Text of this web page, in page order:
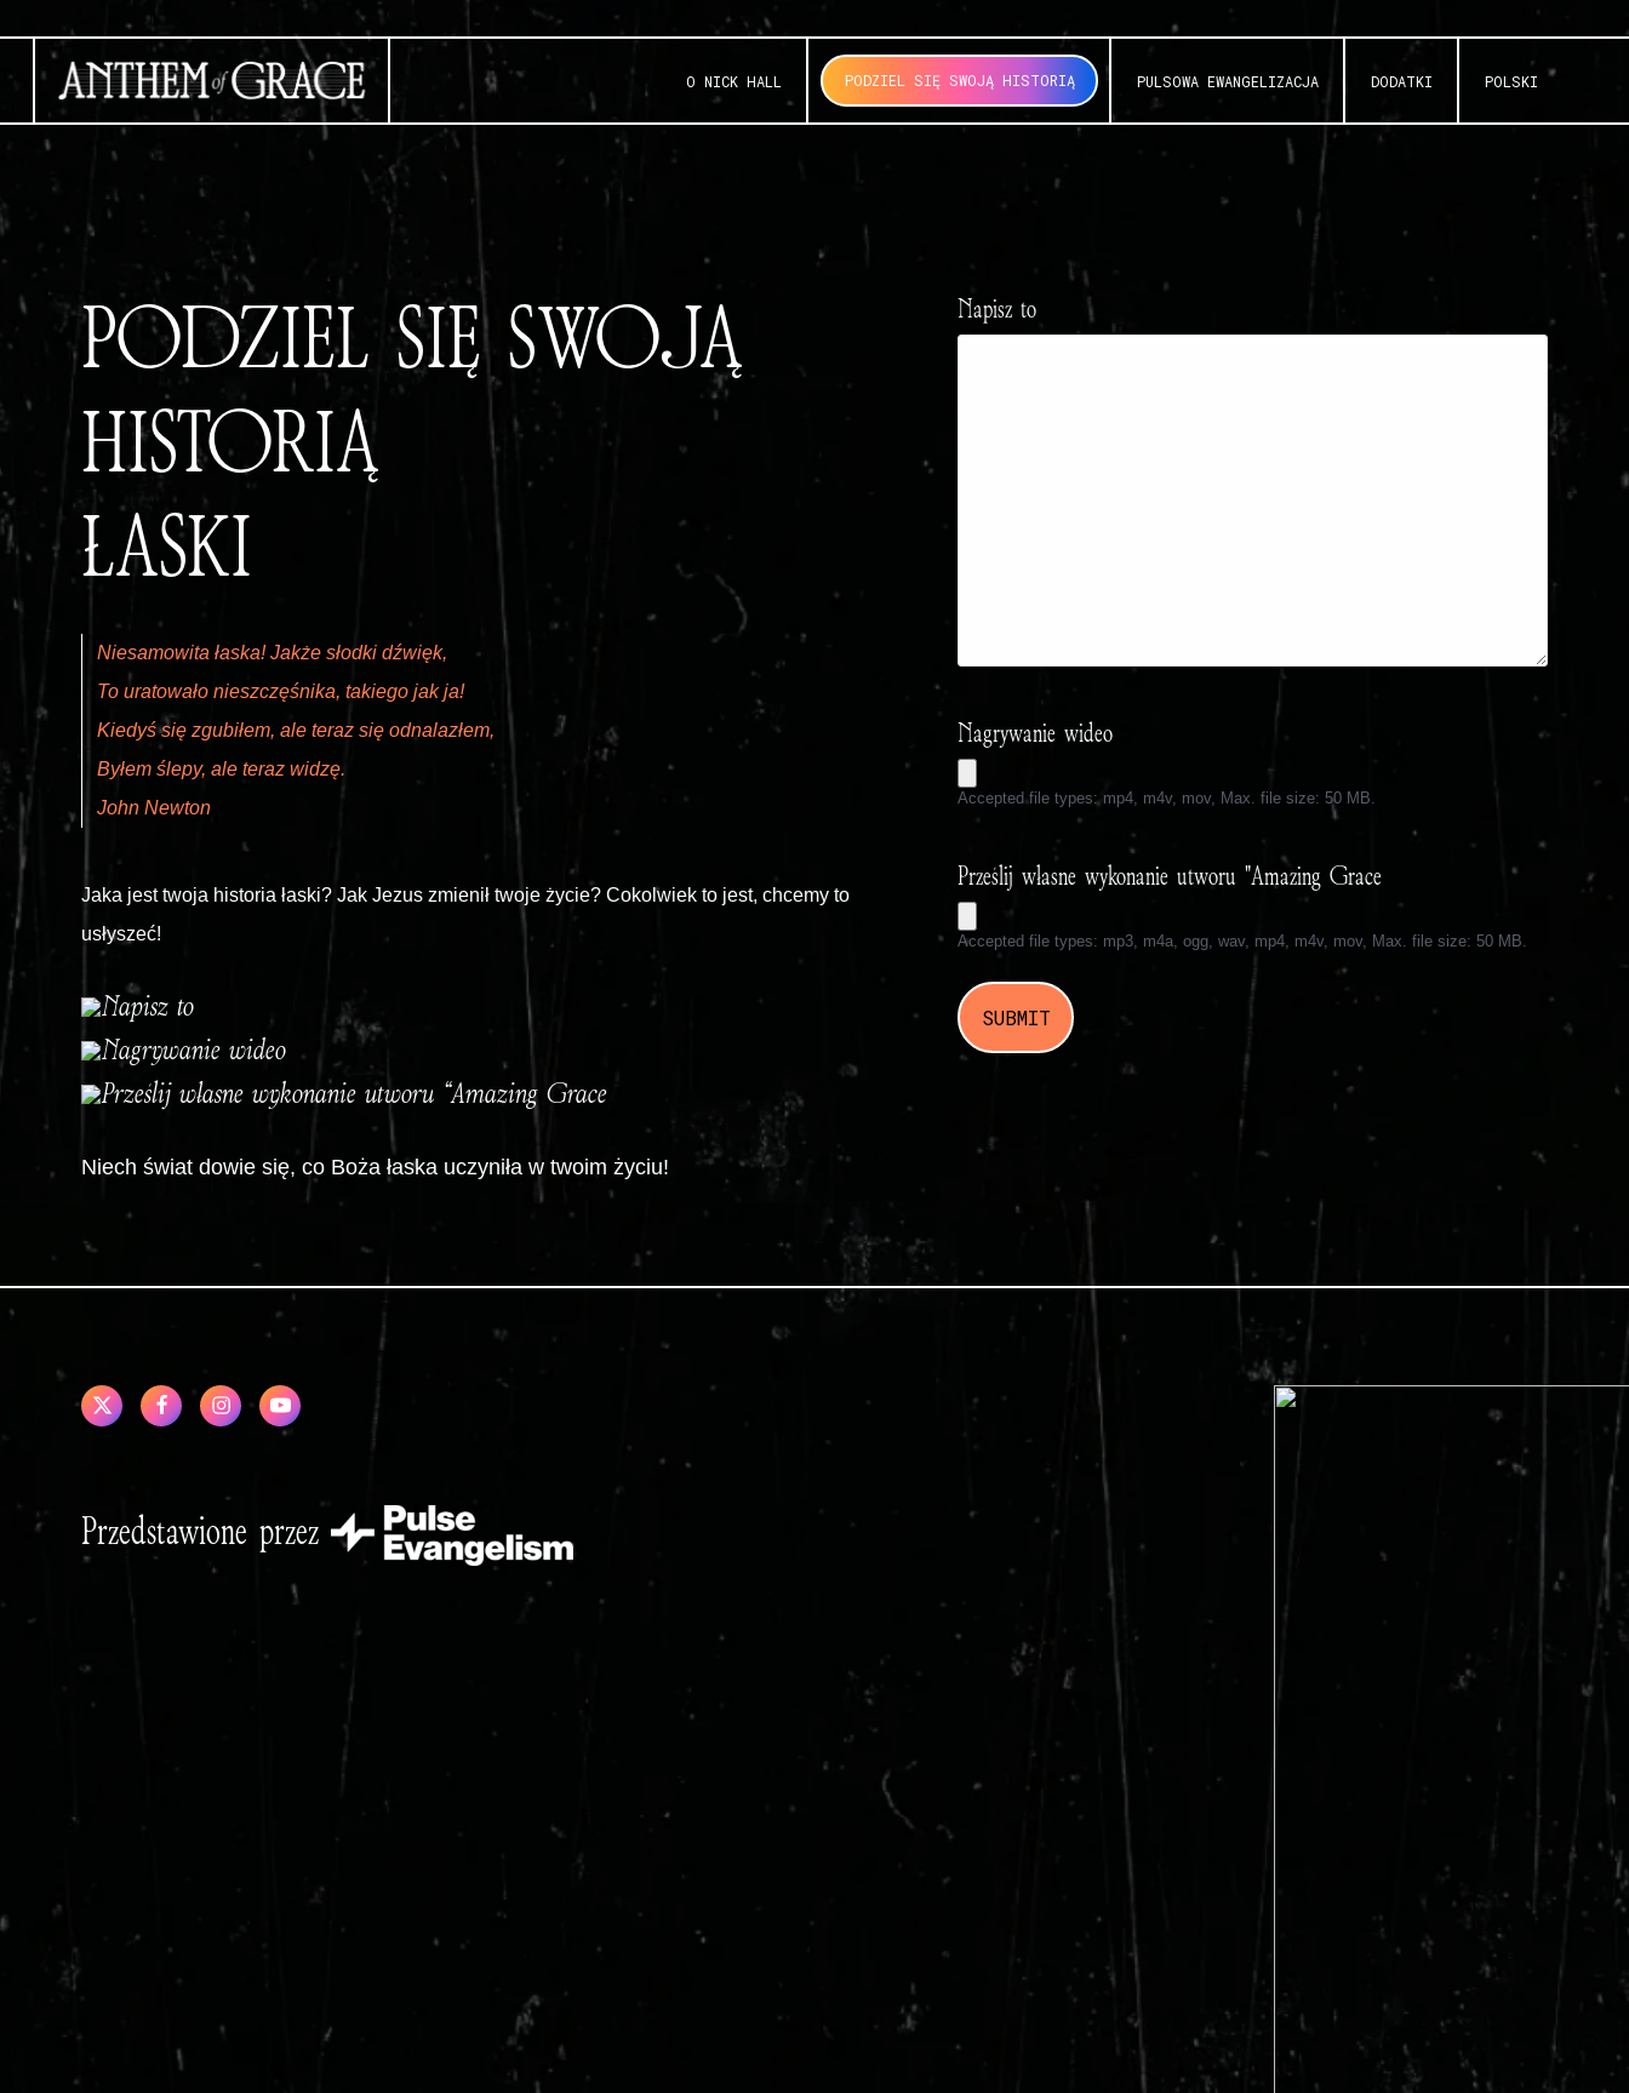
O NICK HALL PODZIEL SIĘ SWOJĄ HISTORIĄ PULSOWA EWANGELIZACJA DODATKI POLSKI
PODZIEL SIĘ SWOJĄ
HISTORIĄ
ŁASKI
Niesamowita łaska! Jakże słodki dźwięk,
To uratowało nieszczęśnika, takiego jak ja!
Kiedyś się zgubiłem, ale teraz się odnalazłem,
Byłem ślepy, ale teraz widzę.
John Newton
Jaka jest twoja historia łaski? Jak Jezus zmienił twoje życie? Cokolwiek to jest, chcemy to
usłyszeć!
Napisz to
Nagrywanie wideo
Prześlij własne wykonanie utworu “Amazing Grace
Niech świat dowie się, co Boża łaska uczyniła w twoim życiu!
Napisz to
Nagrywanie wideo
Accepted file types: mp4, m4v, mov, Max. file size: 50 MB.
Prześlij własne wykonanie utworu "Amazing Grace
Accepted file types: mp3, m4a, ogg, wav, mp4, m4v, mov, Max. file size: 50 MB.
Przedstawione przez